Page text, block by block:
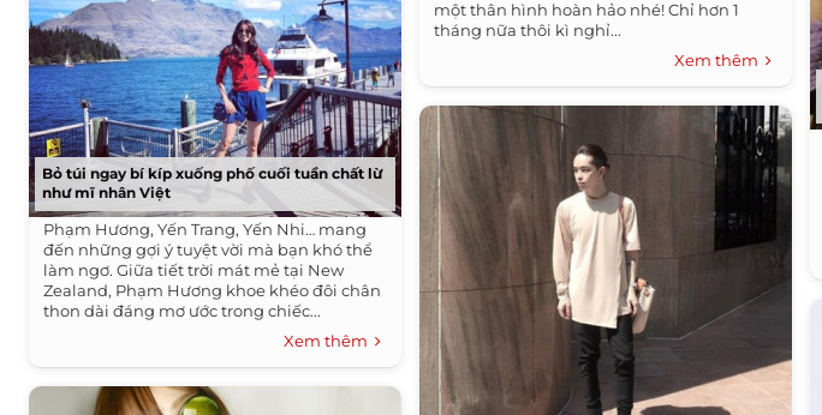
Bỏ túi ngay bí kíp xuống phố cuối tuần chất lừ
như mĩ nhân Việt
Phạm Hương, Yến Trang, Yến Nhi… mang
đến những gợi ý tuyệt vời mà bạn khó thể
làm ngơ. Giữa tiết trời mát mẻ tại New
Zealand, Phạm Hương khoe khéo đôi chân
thon dài đáng mơ ước trong chiếc...
Xem thêm
một thân hình hoàn hảo nhé! Chỉ hơn 1
tháng nữa thôi kì nghỉ...
Xem thêm